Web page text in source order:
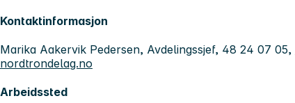
Kontaktinformasjon
Marika Aakervik Pedersen, Avdelingssjef, 48 24 07 05,
nordtrondelag.no
Arbeidssted